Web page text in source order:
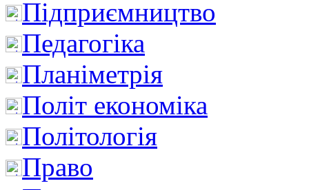
Підприємництво
Педагогіка
Планіметрія
Політ економіка
Політологія
Право